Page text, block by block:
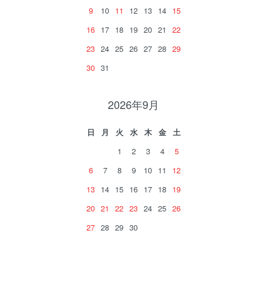
9
10 11 12 13 14 15
16 17 18 19 20 21
22
23 24 25 26 27 28 29
30 31
2026年9月
日 月 火 水 木 金
土
1
2 3 4
5
6
7 8 9 10 11
12
13 14 15 16 17 18 19
20 21 22 23 24 25 26
27 28 29 30